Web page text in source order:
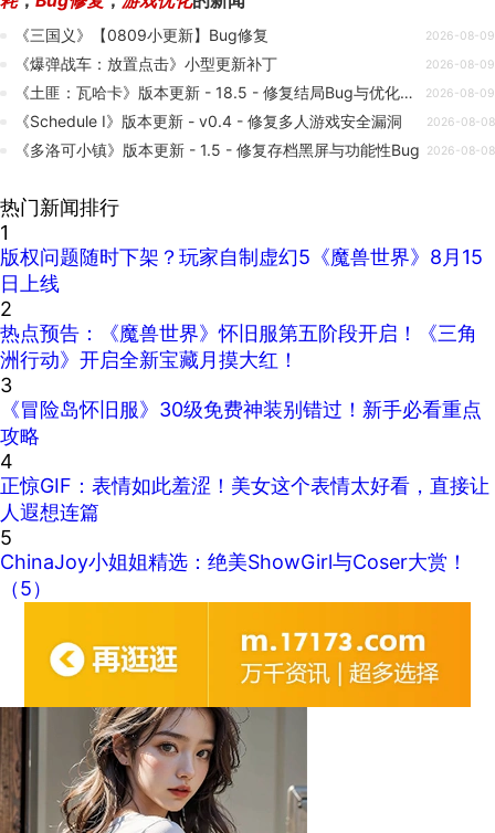
《三国义》【0809小更新】Bug修复 2026-08-09
《爆弹战车：放置点击》小型更新补丁 2026-08-09
《土匪：瓦哈卡》版本更新 - 18.5 - 修复结局Bug与优化语言支持 2026-08-09
《Schedule I》版本更新 - v0.4 - 修复多人游戏安全漏洞 2026-08-08
《多洛可小镇》版本更新 - 1.5 - 修复存档黑屏与功能性Bug 2026-08-08
热门新闻排行
1
版权问题随时下架？玩家自制虚幻5《魔兽世界》8月15
日上线
2
热点预告：《魔兽世界》怀旧服第五阶段开启！《三角
洲行动》开启全新宝藏月摸大红！
3
《冒险岛怀旧服》30级免费神装别错过！新手必看重点
攻略
4
正惊GIF：表情如此羞涩！美女这个表情太好看，直接让
人遐想连篇
5
ChinaJoy小姐姐精选：绝美ShowGirl与Coser大赏！
（5）